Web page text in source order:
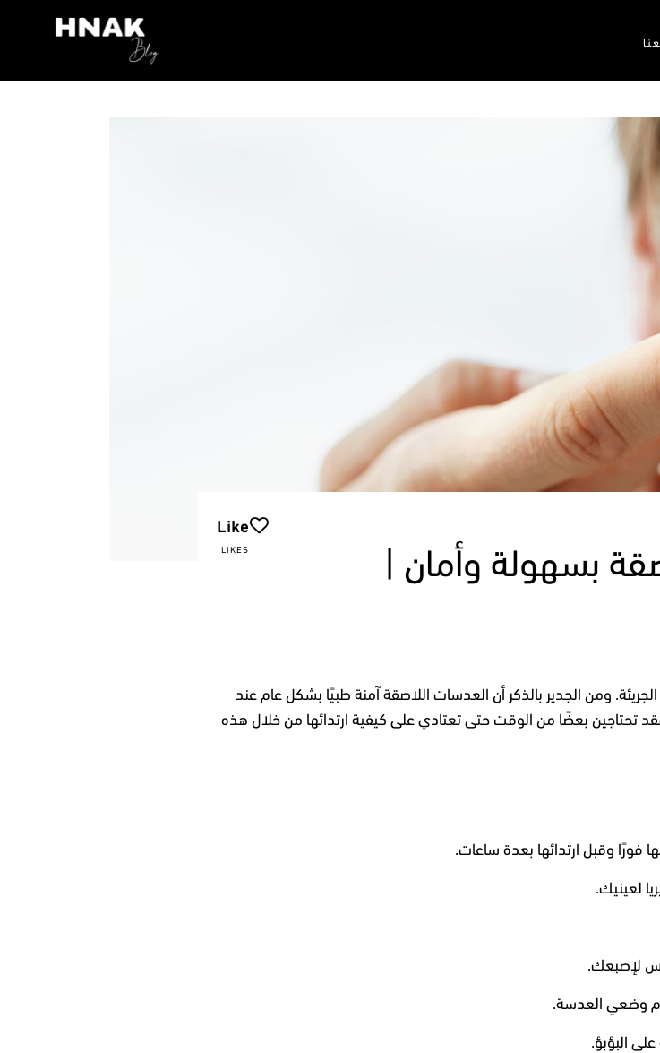
Like
LIKES بسهولة وأمان |
ومن الجدير بالذكر أن العدسات اللاصقة آمنة طبيًا بشكل عام عند
تحتاجين بعضًا من الوقت حتى تعتادي على كيفية ارتدائها من خلال هذه
وقبل ارتدائها بعدة ساعات.
لعينيك.
لإصبعك.
وضعي العدسة.
البؤبؤ.